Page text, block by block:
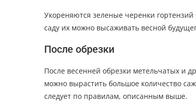
Укореняются зеленые черенки
саду их можно высаживать весной
После обрезки
После весенней обрезки метельчатых и
можно вырастить большое количество
следует по правилам, описанным выше.